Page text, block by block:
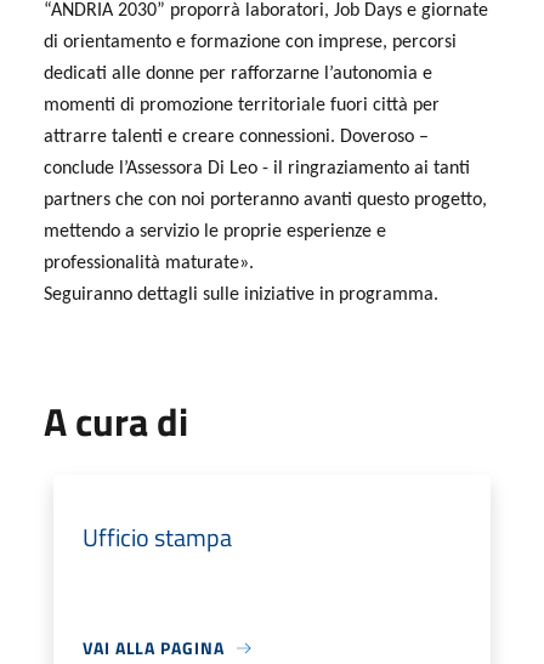
“ANDRIA 2030” proporrà laboratori, Job Days e giornate
di orientamento e formazione con imprese, percorsi
dedicati alle donne per rafforzarne l’autonomia e
momenti di promozione territoriale fuori città per
attrarre talenti e creare connessioni. Doveroso –
conclude l’Assessora Di Leo - il ringraziamento ai tanti
partners che con noi porteranno avanti questo progetto,
mettendo a servizio le proprie esperienze e
professionalità maturate».
Seguiranno dettagli sulle iniziative in programma.
A cura di
Ufficio stampa
VAI ALLA PAGINA